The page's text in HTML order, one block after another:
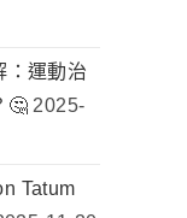
：運動治
🤔 2025-
Tatum